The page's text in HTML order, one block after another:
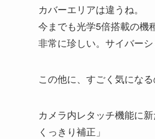
カバーエリアは違うね。
今までも光学5倍搭載の機
非常に珍しい。サイバー
この他に、すごく気になる
カメラ内レタッチ機能に
くっきり補正」